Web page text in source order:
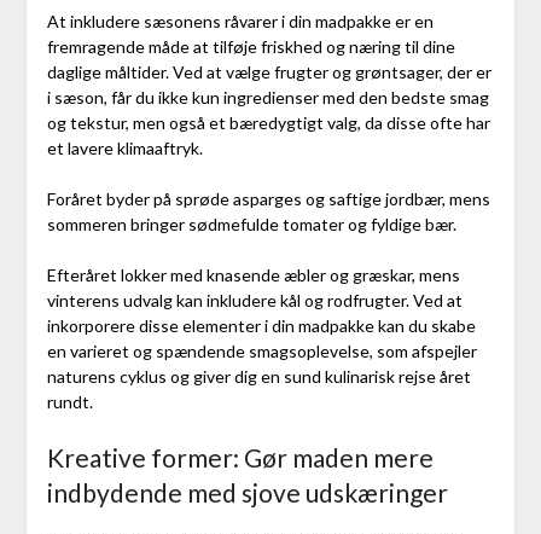
At inkludere sæsonens råvarer i din madpakke er en
fremragende måde at tilføje friskhed og næring til dine
daglige måltider. Ved at vælge frugter og grøntsager, der er
i sæson, får du ikke kun ingredienser med den bedste smag
og tekstur, men også et bæredygtigt valg, da disse ofte har
et lavere klimaaftryk.
Foråret byder på sprøde asparges og saftige jordbær, mens
sommeren bringer sødmefulde tomater og fyldige bær.
Efteråret lokker med knasende æbler og græskar, mens
vinterens udvalg kan inkludere kål og rodfrugter. Ved at
inkorporere disse elementer i din madpakke kan du skabe
en varieret og spændende smagsoplevelse, som afspejler
naturens cyklus og giver dig en sund kulinarisk rejse året
rundt.
Kreative former: Gør maden mere
indbydende med sjove udskæringer